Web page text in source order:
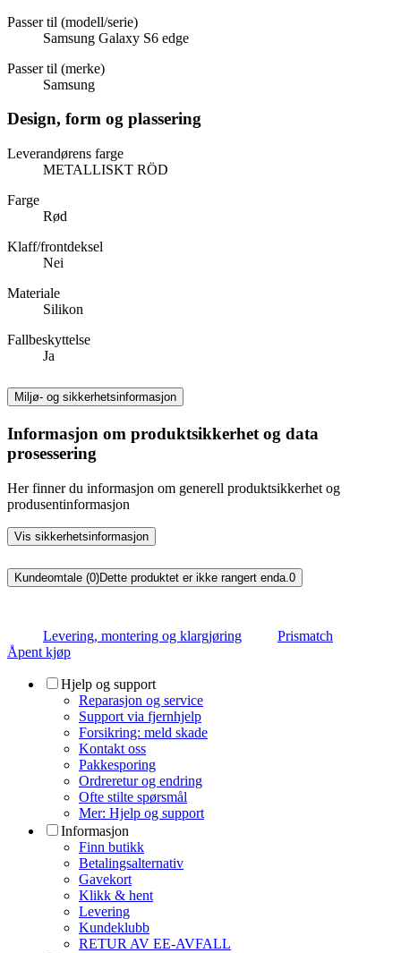
Passer til (modell/serie)
Samsung Galaxy S6 edge
Passer til (merke)
Samsung
Design, form og plassering
Leverandørens farge
METALLISKT RÖD
Farge
Rød
Klaff/frontdeksel
Nei
Materiale
Silikon
Fallbeskyttelse
Ja
Miljø- og sikkerhetsinformasjon
Informasjon om produktsikkerhet og data
prosessering
Her finner du informasjon om generell produktsikkerhet og
produsentinformasjon
Vis sikkerhetsinformasjon
Kundeomtale (0)Dette produktet er ikke rangert enda.0
Levering, montering og klargjøring
Prismatch
Åpent kjøp
Hjelp og support
Reparasjon og service
Support via fjernhjelp
Forsikring: meld skade
Kontakt oss
Pakkesporing
Ordreretur og endring
Ofte stilte spørsmål
Mer: Hjelp og support
Informasjon
Finn butikk
Betalingsalternativ
Gavekort
Klikk & hent
Levering
Kundeklubb
RETUR AV EE-AVFALL